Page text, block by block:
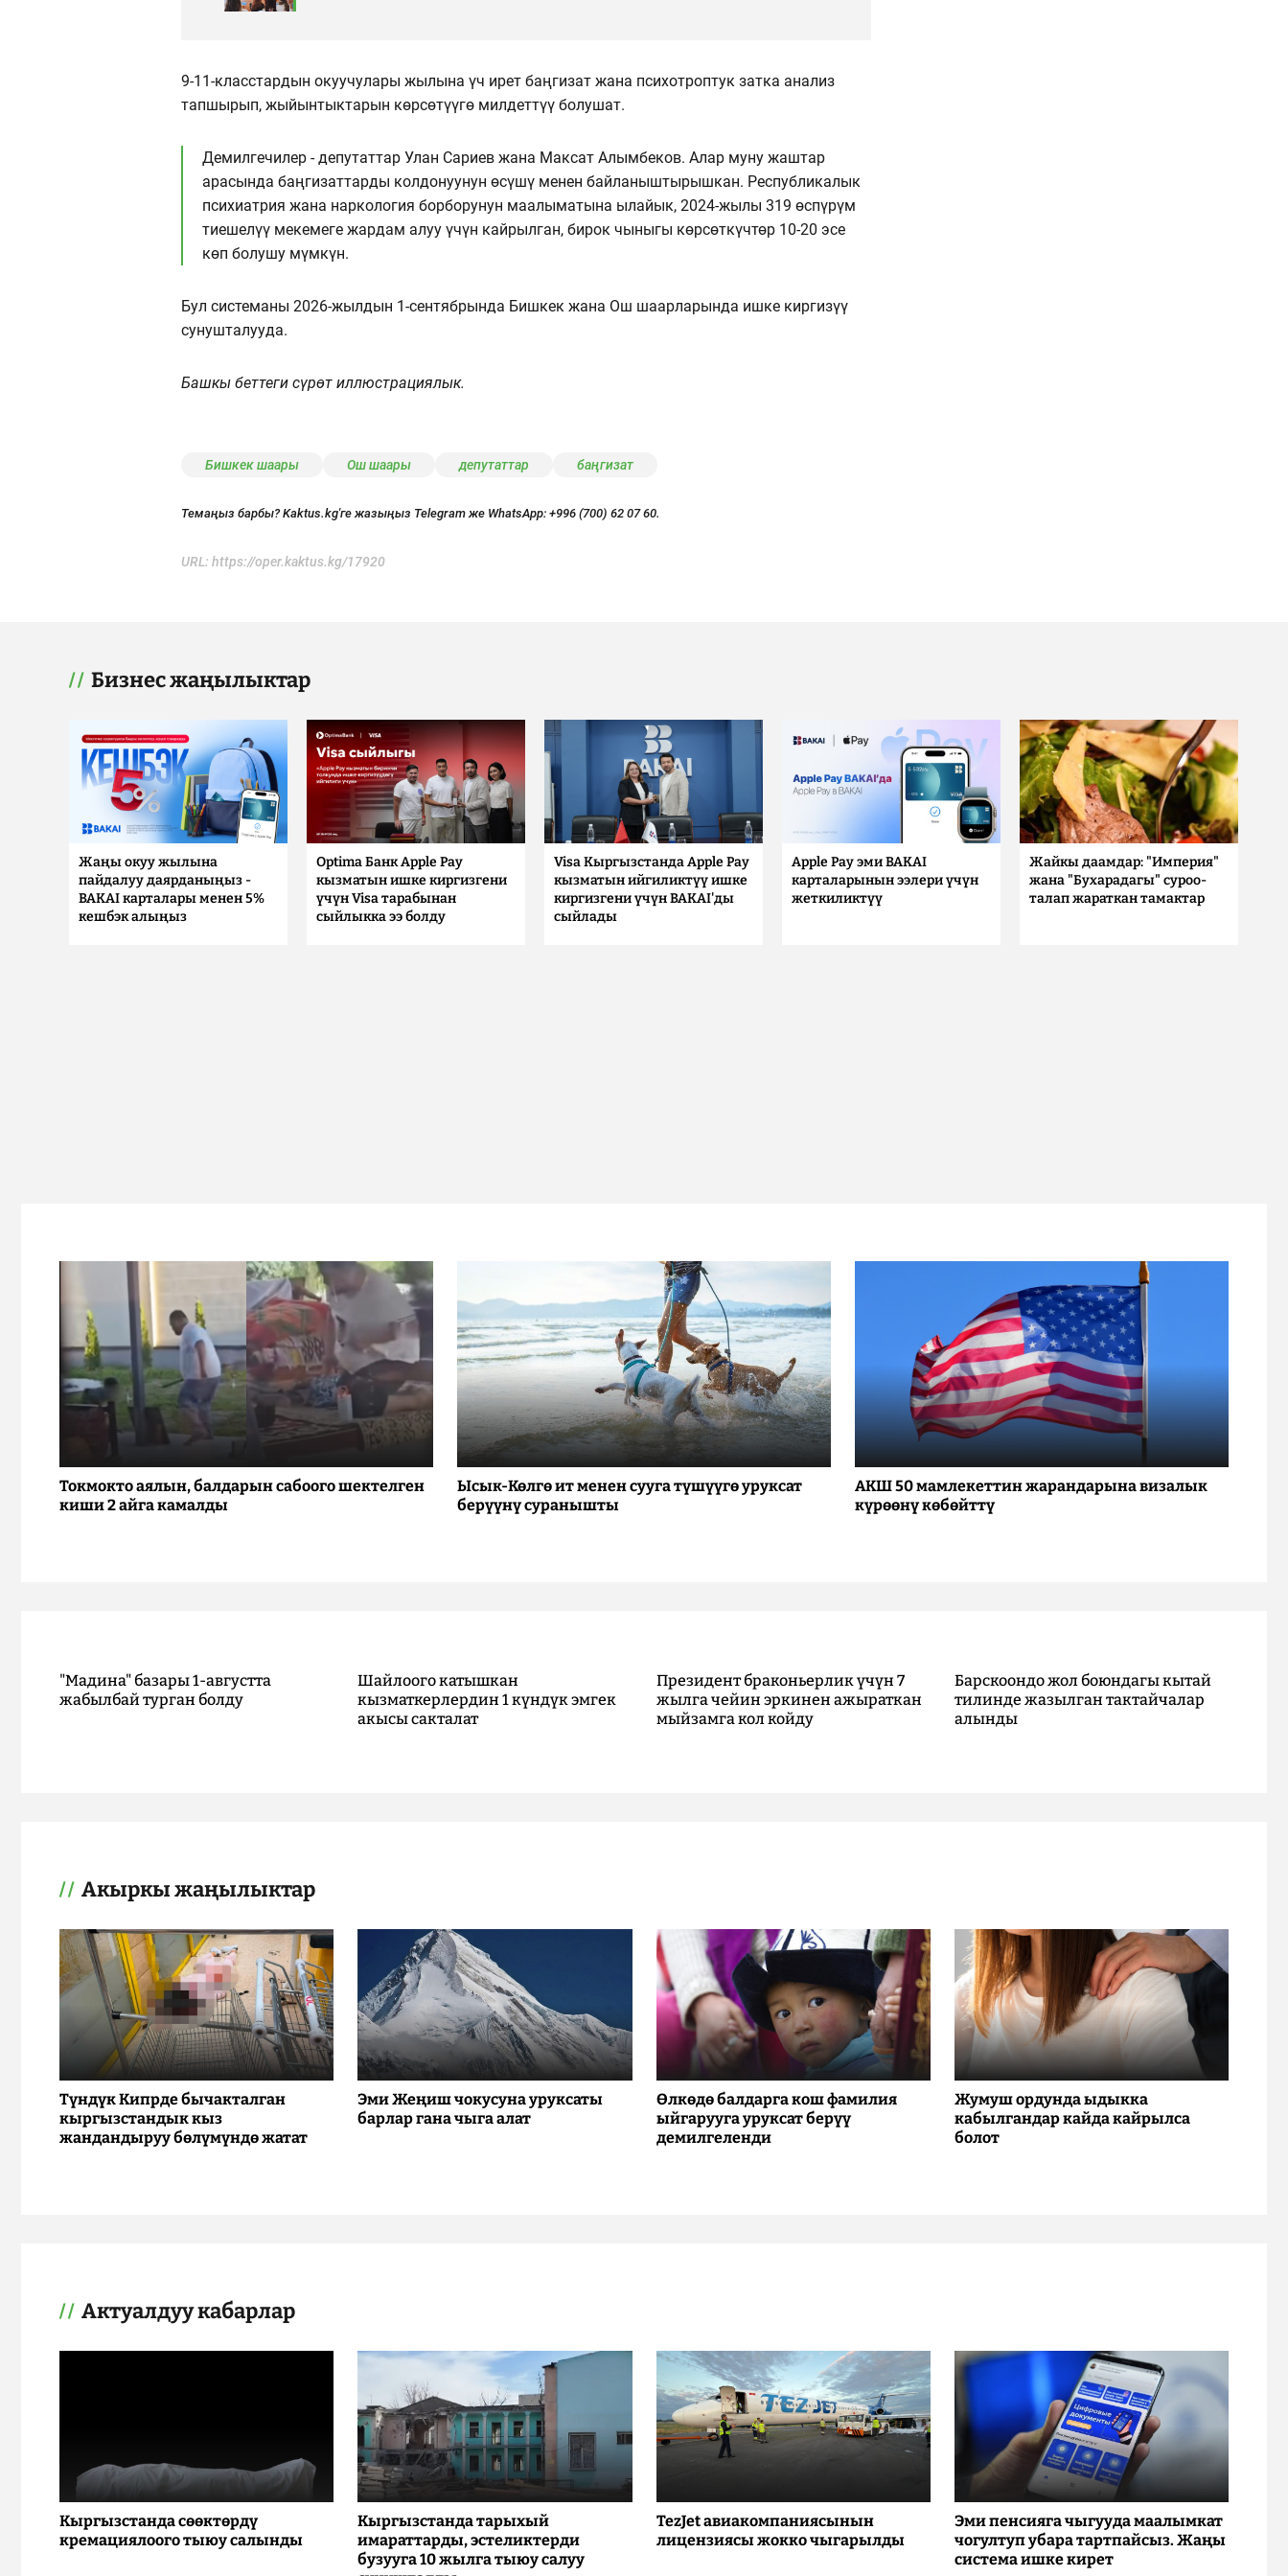
9-11-класстардын окуучулары жылына үч ирет баңгизат жана психотроптук затка анализ
тапшырып, жыйынтыктарын көрсөтүүгө милдеттүү болушат.
Демилгечилер - депутаттар Улан Сариев жана Максат Алымбеков. Алар муну жаштар
арасында баңгизаттарды колдонуунун өсүшү менен байланыштырышкан. Республикалык
психиатрия жана наркология борборунун маалыматына ылайык, 2024-жылы 319 өспүрүм
тиешелүү мекемеге жардам алуу үчүн кайрылган, бирок чыныгы көрсөткүчтөр 10-20 эсе
көп болушу мүмкүн.
Бул системаны 2026-жылдын 1-сентябрында Бишкек жана Ош шаарларында ишке киргизүү
сунушталууда.
Башкы беттеги сүрөт иллюстрациялык.
Бишкек шаары Ош шаары депутаттар баңгизат
Темаңыз барбы? Kaktus.kg'ге жазыңыз Telegram же WhatsApp: +996 (700) 62 07 60.
URL: https://oper.kaktus.kg/17920
Бизнес жаңылыктар
Жаңы окуу жылына
пайдалуу даярданыңыз -
BAKAI карталары менен 5%
кешбэк алыңыз
Optima Банк Apple Pay
кызматын ишке киргизгени
үчүн Visa тарабынан
сыйлыкка ээ болду
Visa Кыргызстанда Apple Pay
кызматын ийгиликтүү ишке
киргизгени үчүн BAKAI'ды
сыйлады
Apple Pay эми BAKAI
карталарынын ээлери үчүн
жеткиликтүү
Жайкы даамдар: "Империя"
жана "Бухарадагы" суроо-
талап жараткан тамактар
Токмокто аялын, балдарын сабоого шектелген
киши 2 айга камалды
Ысык-Көлгө ит менен сууга түшүүгө уруксат
берүүнү суранышты
АКШ 50 мамлекеттин жарандарына визалык
күрөөнү көбөйттү
"Мадина" базары 1-августта
жабылбай турган болду
Шайлоого катышкан
кызматкерлердин 1 күндүк эмгек
акысы сакталат
Президент браконьерлик үчүн 7
жылга чейин эркинен ажыраткан
мыйзамга кол койду
Барскоондо жол боюндагы кытай
тилинде жазылган тактайчалар
алынды
Акыркы жаңылыктар
Түндүк Кипрде бычакталган
кыргызстандык кыз
жандандыруу бөлүмүндө жатат
Эми Жеңиш чокусуна уруксаты
барлар гана чыга алат
Өлкөдө балдарга кош фамилия
ыйгарууга уруксат берүү
демилгеленди
Жумуш ордунда ыдыкка
кабылгандар кайда кайрылса
болот
Актуалдуу кабарлар
Кыргызстанда сөөктөрдү
кремациялоого тыюу салынды
Кыргызстанда тарыхый
имараттарды, эстеликтерди
бузууга 10 жылга тыюу салуу
TezJet авиакомпаниясынын
лицензиясы жокко чыгарылды
Эми пенсияга чыгууда маалымкат
чогултуп убара тартпайсыз. Жаңы
система ишке кирет